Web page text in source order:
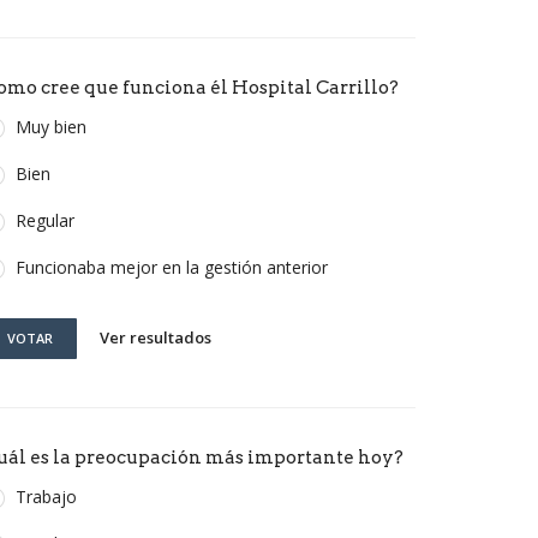
cree que funciona él Hospital Carrillo?
Muy bien
Bien
Regular
Funcionaba mejor en la gestión anterior
VOTAR Ver resultados
es la preocupación más importante hoy?
Trabajo